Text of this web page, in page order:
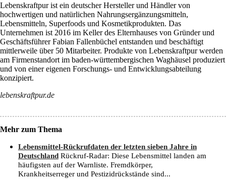
Lebenskraftpur ist ein deutscher Hersteller und Händler von
hochwertigen und natürlichen Nahrungsergänzungsmitteln,
Lebensmitteln, Superfoods und Kosmetikprodukten. Das
Unternehmen ist 2016 im Keller des Elternhauses von Gründer und
Geschäftsführer Fabian Fallenbüchel entstanden und beschäftigt
mittlerweile über 50 Mitarbeiter. Produkte von Lebenskraftpur werden
am Firmenstandort im baden-württembergischen Waghäusel produziert
und von einer eigenen Forschungs- und Entwicklungsabteilung
konzipiert.
lebenskraftpur.de
Mehr zum Thema
Lebensmittel-Rückrufdaten der letzten sieben Jahre in
DeutschlandRückruf-Radar: Diese Lebensmittel landen am
häufigsten auf der Warnliste. Fremdkörper,
Krankheitserreger und Pestizidrückstände sind...